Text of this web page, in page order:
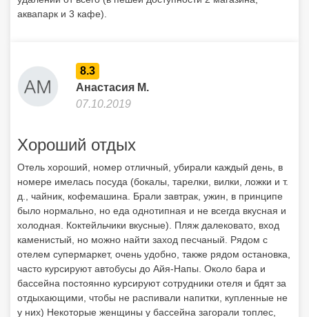
Хороший отдых
д., чайник, кофемашина. Брали завтрак, ужин, в принципе
было нормально, но еда однотипная и не всегда вкусная и
холодная. Коктейльчики вкусные). Пляж далековато, вход
каменистый, но можно найти заход песчаный. Рядом с
бассейна постоянно курсируют сотрудники отеля и бдят за
отдыхающими, чтобы не распивали напитки, купленные не
у них) Некоторые женщины у бассейна загорали топлес,
было не очень приятно. По-русски никто не разговаривает,
кроме уборщиц) Лежаки всегда можно было найти
свободные.
Показать больше отзывов
Отдыхайте с друзьями:Поделитесь с ними